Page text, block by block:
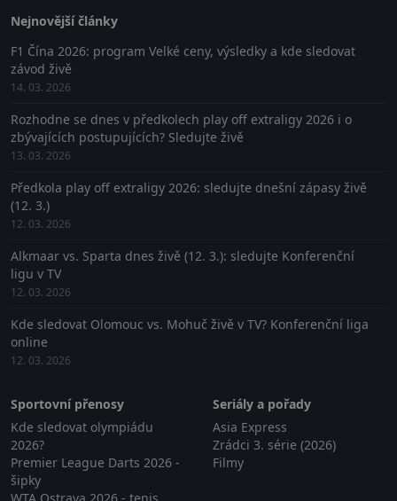
Nejnovější články
F1 Čína 2026: program Velké ceny, výsledky a kde sledovat
závod živě
14. 03. 2026
Rozhodne se dnes v předkolech play off extraligy 2026 i o
zbývajících postupujících? Sledujte živě
13. 03. 2026
Předkola play off extraligy 2026: sledujte dnešní zápasy živě
(12. 3.)
12. 03. 2026
Alkmaar vs. Sparta dnes živě (12. 3.): sledujte Konferenční
ligu v TV
12. 03. 2026
Kde sledovat Olomouc vs. Mohuč živě v TV? Konferenční liga
online
12. 03. 2026
Sportovní přenosy
Kde sledovat olympiádu
2026?
Premier League Darts 2026 -
šipky
Seriály a pořady
Asia Express
Zrádci 3. série (2026)
Filmy